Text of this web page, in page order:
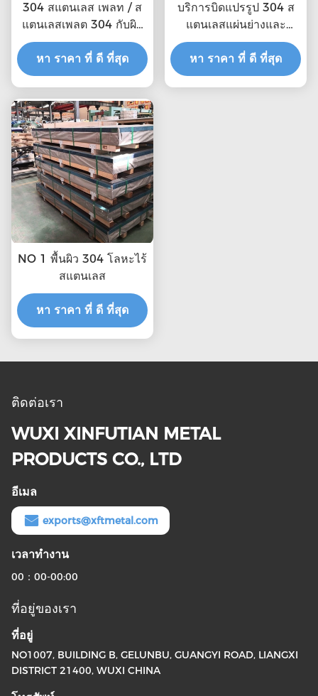
304 สแตนเลส เพลท / ส
แตนเลสเพลต 304 กับผิว
กระจก
หา ราคา ที่ ดี ที่สุด
บริการบิดแปรรูป 304 ส
แตนเลสแผ่นย่างและ
passivated
หา ราคา ที่ ดี ที่สุด
NO 1 พื้นผิว 304 โลหะไร้
สแตนเลส
หา ราคา ที่ ดี ที่สุด
ติดต่อเรา
WUXI XINFUTIAN METAL
PRODUCTS CO., LTD
อีเมล
exports@xftmetal.com
เวลาทํางาน
00：00-00:00
ที่อยู่ของเรา
ที่อยู่
NO1007, BUILDING B, GELUNBU, GUANGYI ROAD, LIANGXI
DISTRICT 21400, WUXI CHINA